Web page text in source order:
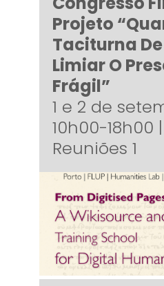
Projeto
Taciturna
Limiar O
Frágil”
1 e 2 de
10h00-18h00
Reuniões 1